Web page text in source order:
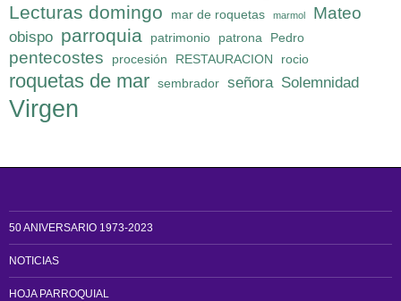
Lecturas domingo mar de roquetas marmol Mateo
obispo parroquia patrimonio patrona Pedro
pentecostes procesión RESTAURACION rocio
roquetas de mar sembrador señora Solemnidad
Virgen
50 ANIVERSARIO 1973-2023
NOTICIAS
HOJA PARROQUIAL